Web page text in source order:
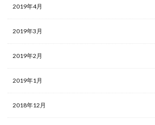
2019年4月
2019年3月
2019年2月
2019年1月
2018年12月